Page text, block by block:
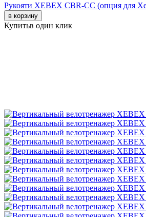
Рукояти XEBEX CBR-CC (опция для
в корзину
Купитьв один клик